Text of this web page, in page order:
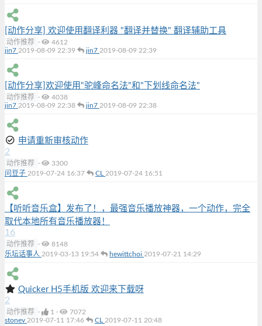
[动作分享] 欢迎使用翻译利器 "翻译并替换" 翻译辅助工具
动作推荐 ·
4612
jin7 2019-08-09 22:39 jin7 2019-08-09 22:39
[动作分享]欢迎使用"驼峰命名法"和"下划线命名法"
动作推荐 ·
4038
jin7 2019-08-09 22:38 jin7 2019-08-09 22:38
申请重新审核动作
2
动作推荐 ·
3300
问豆子 2019-07-24 16:37 CL 2019-07-24 16:51
【听听音乐盒】发布了！，最强音乐播放神器，一个动作，完全
取代本地所有音乐播放器！
16
动作推荐 ·
8148
乐坛话事人 2019-03-13 19:54 hewittchoi 2019-07-21 14:29
Quicker H5手机版 欢迎来下载呀
2
动作推荐 · 1 ·
7072
stonev 2019-07-11 17:46 CL 2019-07-11 20:48